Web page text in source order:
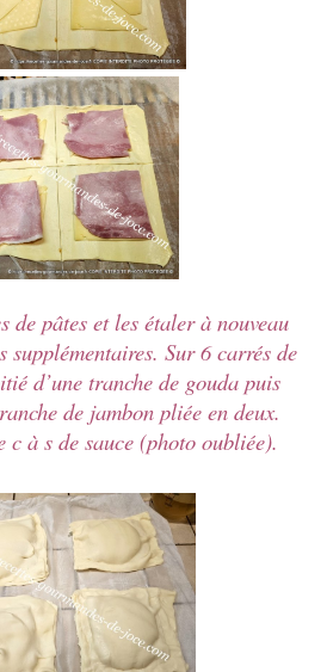
de pâtes et les étaler à nouveau
Sur 6 carrés de
d’une tranche de gouda puis
de jambon pliée en deux.
c à s de sauce (photo oubliée).